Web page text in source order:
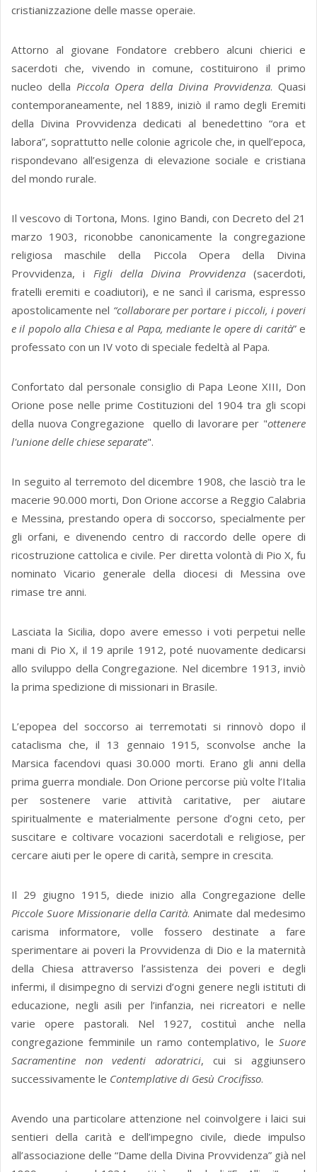
cristianizzazione delle masse operaie.
Attorno al giovane Fondatore crebbero alcuni chierici e
sacerdoti che, vivendo in comune, costituirono il primo
nucleo dellaPiccola Opera della Divina Provvidenza. Quasi
contemporaneamente, nel 1889, iniziò il ramo degli Eremiti
della Divina Provvidenza dedicati al benedettino “ora et
labora”, soprattutto nelle colonie agricole che, in quell’epoca,
rispondevano all’esigenza di elevazione sociale e cristiana
del mondo rurale.
Il vescovo di Tortona, Mons. Igino Bandi, con Decreto del 21
marzo 1903, riconobbe canonicamente la congregazione
religiosa maschile della Piccola Opera della Divina
Provvidenza, i Figli della Divina Provvidenza(sacerdoti,
fratelli eremiti e coadiutori), e ne sancì il carisma, espresso
apostolicamente nel “collaborare per portare i piccoli, i poveri
e il popolo alla Chiesa e al Papa, mediante le opere di carità” e
professato con un IV voto di speciale fedeltà al Papa.
Confortato dal personale consiglio di Papa Leone XIII, Don
Orione pose nelle prime Costituzioni del 1904 tra gli scopi
della nuova Congregazione quello di lavorare per "ottenere
l'unione delle chiese separate".
In seguito al terremoto del dicembre 1908, che lasciò tra le
macerie 90.000 morti, Don Orione accorse a Reggio Calabria
e Messina, prestando opera di soccorso, specialmente per
gli orfani, e divenendo centro di raccordo delle opere di
ricostruzione cattolica e civile. Per diretta volontà di Pio X, fu
nominato Vicario generale della diocesi di Messina ove
rimase tre anni.
Lasciata la Sicilia, dopo avere emesso i voti perpetui nelle
mani di Pio X, il 19 aprile 1912, poté nuovamente dedicarsi
allo sviluppo della Congregazione. Nel dicembre 1913, inviò
la prima spedizione di missionari in Brasile.
L’epopea del soccorso ai terremotati si rinnovò dopo il
cataclisma che, il 13 gennaio 1915, sconvolse anche la
Marsica facendovi quasi 30.000 morti. Erano gli anni della
prima guerra mondiale. Don Orione percorse più volte l’Italia
per sostenere varie attività caritative, per aiutare
spiritualmente e materialmente persone d’ogni ceto, per
suscitare e coltivare vocazioni sacerdotali e religiose, per
cercare aiuti per le opere di carità, sempre in crescita.
Il 29 giugno 1915, diede inizio alla Congregazione delle
Piccole Suore Missionarie della Carità. Animate dal medesimo
carisma informatore, volle fossero destinate a fare
sperimentare ai poveri la Provvidenza di Dio e la maternità
della Chiesa attraverso l’assistenza dei poveri e degli
infermi, il disimpegno di servizi d’ogni genere negli istituti di
educazione, negli asili per l’infanzia, nei ricreatori e nelle
varie opere pastorali. Nel 1927, costituì anche nella
congregazione femminile un ramo contemplativo, le Suore
Sacramentine non vedenti adoratrici, cui si aggiunsero
successivamente le Contemplative di Gesù Crocifisso.
Avendo una particolare attenzione nel coinvolgere i laici sui
sentieri della carità e dell’impegno civile, diede impulso
all’associazione delle “Dame della Divina Provvidenza” già nel